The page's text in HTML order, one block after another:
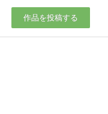
作品を投稿する